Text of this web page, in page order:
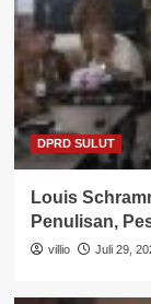
DPRD SULUT
Louis
Penulisan,
villio Juli 29,